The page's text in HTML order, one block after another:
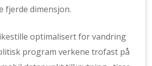
fjerde dimensjon.
optimalisert for vandring
program verkene trofast på